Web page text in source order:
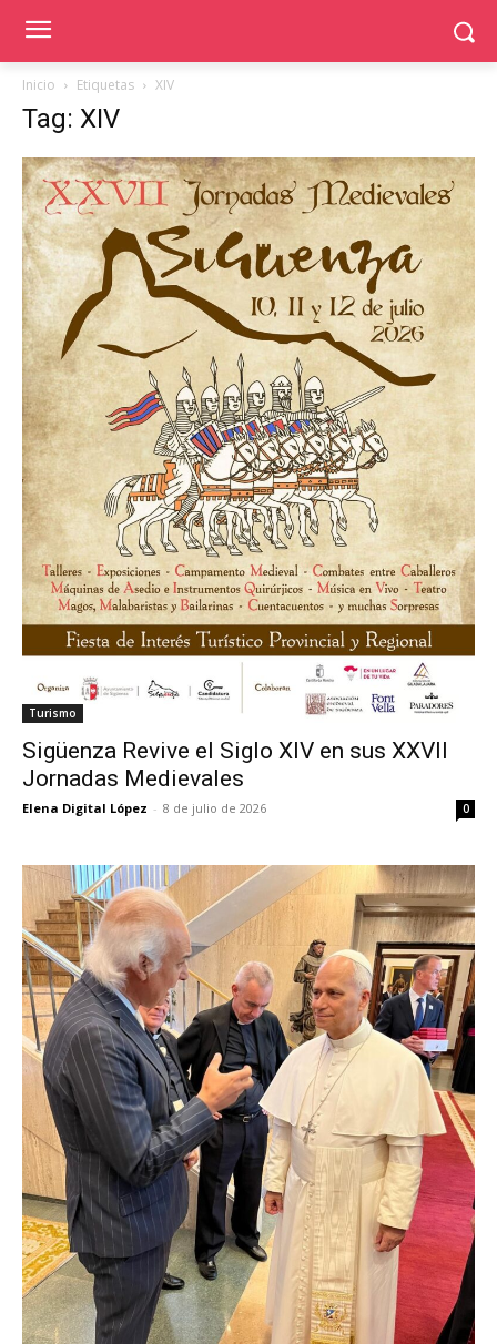
Inicio Etiquetas XIV
Tag: XIV
Turismo
Sigüenza Revive el Siglo XIV en sus XXVII
Jornadas Medievales
Elena Digital López - 8 de julio de 2026 0